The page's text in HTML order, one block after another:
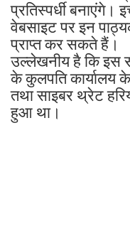
प्रतिस्पर्धी बनाएंगे।
वेबसाइट पर इन
प्राप्त कर सकते हैं।
उल्लेखनीय है कि इस
के कुलपति कार्यालय
तथा साइबर थ्रेट
हुआ था।